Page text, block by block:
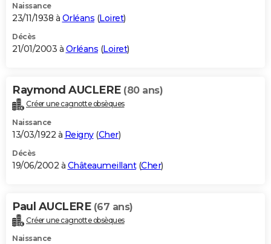
Naissance
23/11/1938 à Orléans (Loiret)
Décès
21/01/2003 à Orléans (Loiret)
Raymond AUCLERE (80 ans)
Créer une cagnotte obsèques
Naissance
13/03/1922 à Reigny(Cher)
Décès
19/06/2002 à Châteaumeillant(Cher)
Paul AUCLERE (67 ans)
Créer une cagnotte obsèques
Naissance